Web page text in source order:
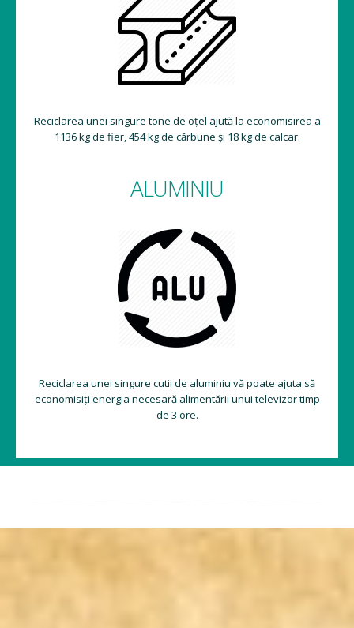
Reciclarea unei singure tone de oțel ajută la economisirea a
1136 kg de fier, 454 kg de cărbune și 18 kg de calcar.
ALUMINIU
Reciclarea unei singure cutii de aluminiu vă poate ajuta să
economisiți energia necesară alimentării unui televizor timp
de 3 ore.